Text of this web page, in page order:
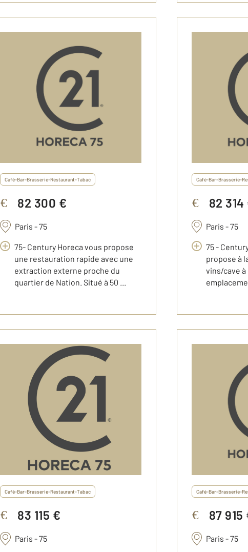
Café-Bar-Brasserie-Restaurant-Tabac
€ 82 300 €
Paris - 75
75- Century Horeca vous propose
une restauration rapide avec une
extraction externe proche du
quartier de Nation. Situé à 50 ...
Café-Bar-Brasserie-
€ 82 314
Paris - 75
75 -
propose à
vins/cave à
Café-Bar-Brasserie-Restaurant-Tabac
€ 83 115 €
Paris - 75
Café-Bar-Brasserie-
€ 87 915
Paris - 75